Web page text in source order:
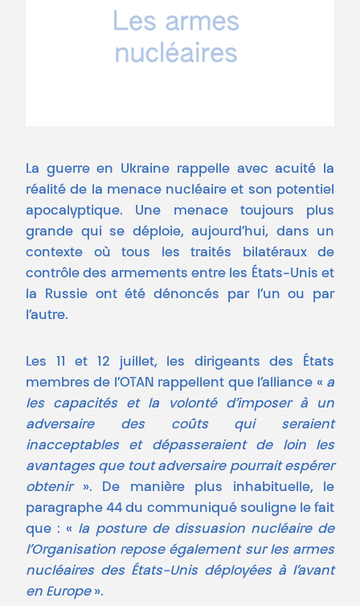
La guerre en Ukraine rappelle avec acuité la
réalité de la menace nucléaire et son potentiel
apocalyptique. Une menace toujours plus
grande qui se déploie, aujourd’hui, dans un
contexte où tous les traités bilatéraux de
contrôle des armements entre les États-Unis et
la Russie ont été dénoncés par l’un ou par
l’autre.
Les 11 et 12 juillet, les dirigeants des États
membres de l’OTAN rappellent que l’alliance « a
les capacités et la volonté d’imposer à un
adversaire des coûts qui seraient
inacceptables et dépasseraient de loin les
avantages que tout adversaire pourrait espérer
obtenir». De manière plus inhabituelle, le
paragraphe 44 du communiqué souligne le fait
que : « la posture de dissuasion nucléaire de
l’Organisation repose également sur les armes
nucléaires des États-Unis déployées à l’avant
en Europe».